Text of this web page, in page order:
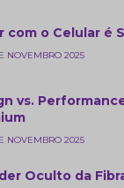
com o Celular é
NOVEMBRO 2025
vs.
NOVEMBRO 2025
Oculto da